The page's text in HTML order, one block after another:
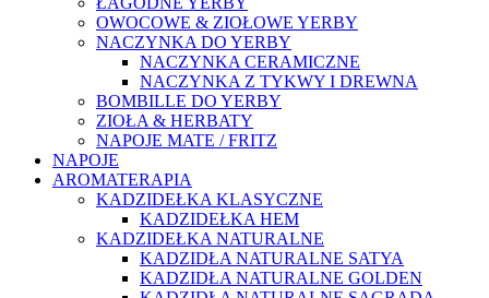
OWOCOWE & ZIOŁOWE YERBY
NACZYNKA DO YERBY
NACZYNKA CERAMICZNE
NACZYNKA Z TYKWY I DREWNA
BOMBILLE DO YERBY
ZIOŁA & HERBATY
NAPOJE MATE / FRITZ
NAPOJE
AROMATERAPIA
KADZIDEŁKA KLASYCZNE
KADZIDEŁKA HEM
KADZIDEŁKA NATURALNE
KADZIDŁA NATURALNE SATYA
KADZIDŁA NATURALNE GOLDEN